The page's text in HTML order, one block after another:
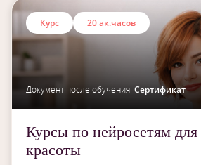
Курс 20 ак.часов
Документ после обучения: Сертификат
Курсы по нейросетям для
красоты